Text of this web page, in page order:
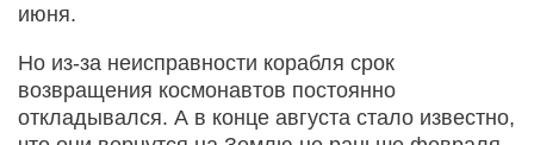
июня.
Но из-за неисправности корабля срок
возвращения космонавтов постоянно
откладывался. А в конце августа стало известно,